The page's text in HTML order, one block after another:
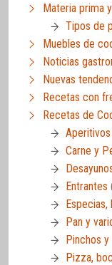
Materia prima
Tipos de
Muebles de
Noticias
Nuevas
Recetas con
Recetas de
Aperitivos
Carne y
Entrantes
Especias,
Pan y
Pinchos y
Pizza,